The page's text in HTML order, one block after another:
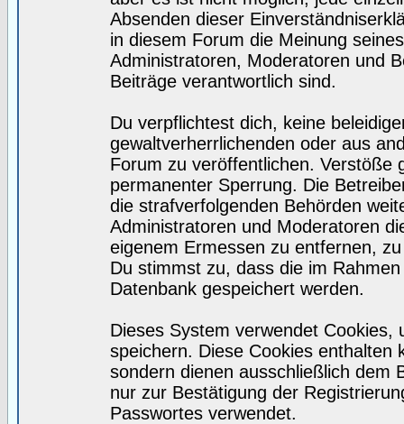
Absenden dieser
in diesem Forum die Meinung
Administratoren, Moderatoren und
Beiträge verantwortlich sind.
Du verpflichtest dich, keine
gewaltverherrlichenden oder aus
Forum zu veröffentlichen. Verstöße
permanenter Sperrung. Die
die strafverfolgenden Behörden
Administratoren und Moderatoren
eigenem Ermessen zu entfernen,
Du stimmst zu, dass die im
Datenbank gespeichert werden.
Dieses System verwendet
speichern. Diese Cookies enthalten
sondern dienen ausschließlich dem
nur zur Bestätigung der
Passwortes verwendet.